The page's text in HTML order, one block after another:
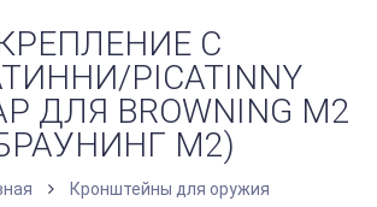
С
PICATINNY
ДЛЯ BROWNING M2
М2)
Кронштейны для оружия